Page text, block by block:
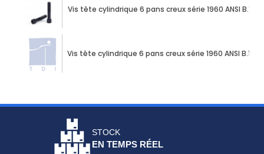
Vis tête cylindrique 6 pans creux série 1960 ANSI B.18.3
Vis tête cylindrique 6 pans creux série 1960 ANSI
STOCK
EN TEMPS RÉEL